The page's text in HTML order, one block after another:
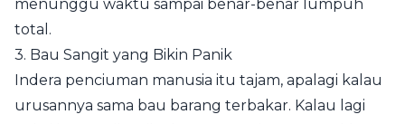
menunggu waktu sampai benar-benar lumpuh
total.
3. Bau Sangit yang Bikin Panik
Indera penciuman manusia itu tajam, apalagi kalau
urusannya sama bau barang terbakar. Kalau lagi